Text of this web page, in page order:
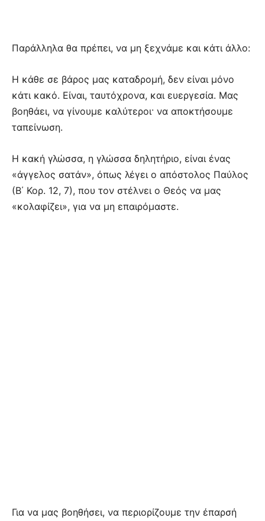
Παράλληλα θα πρέπει, να μη ξεχνάμε και κάτι άλλο:
Η κάθε σε βάρος μας καταδρομή, δεν είναι μόνο
κάτι κακό. Είναι, ταυτόχρονα, και ευεργεσία. Μας
βοηθάει, να γίνουμε καλύτεροι· να αποκτήσουμε
ταπείνωση.
Η κακή γλώσσα, η γλώσσα δηλητήριο, είναι ένας
«άγγελος σατάν», όπως λέγει ο απόστολος Παύλος
(Β΄ Κορ. 12, 7), που τον στέλνει ο Θεός να μας
«κολαφίζει», για να μη επαιρόμαστε.
Για να μας βοηθήσει, να περιορίζουμε την έπαρσή